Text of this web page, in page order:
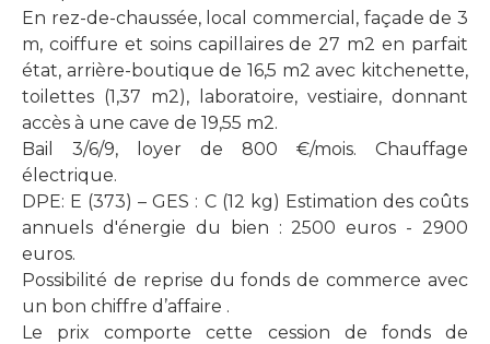
En rez-de-chaussée, local commercial, façade de 3
m, coiffure et soins capillaires de 27 m2 en parfait
état, arrière-boutique de 16,5 m2 avec kitchenette,
toilettes (1,37 m2), laboratoire, vestiaire, donnant
accès à une cave de 19,55 m2.
Bail 3/6/9, loyer de 800 €/mois. Chauffage
électrique.
DPE: E (373) – GES : C (12 kg) Estimation des coûts
annuels d'énergie du bien : 2500 euros - 2900
euros.
Possibilité de reprise du fonds de commerce avec
un bon chiffre d’affaire .
Le prix comporte cette cession de fonds de